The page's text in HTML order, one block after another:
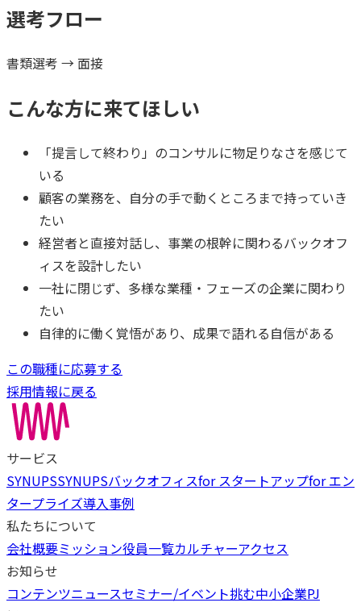
選考フロー
書類選考 → 面接
こんな方に来てほしい
「提言して終わり」のコンサルに物足りなさを感じて
いる
顧客の業務を、自分の手で動くところまで持っていき
たい
経営者と直接対話し、事業の根幹に関わるバックオフ
ィスを設計したい
一社に閉じず、多様な業種・フェーズの企業に関わり
たい
自律的に働く覚悟があり、成果で語れる自信がある
この職種に応募する
採用情報に戻る
サービス
SYNUPSSYNUPSバックオフィスfor スタートアップfor エン
タープライズ導入事例
私たちについて
会社概要ミッション役員一覧カルチャーアクセス
お知らせ
コンテンツニュースセミナー/イベント挑む中小企業PJ